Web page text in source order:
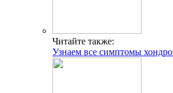
Читайте также:
Узнаем все симптомы